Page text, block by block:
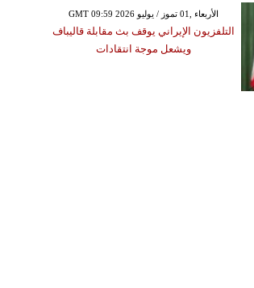
GMT 09:59 2026 الأربعاء ,01 تموز / يوليو
التلفزيون الإيراني يوقف بث مقابلة قاليباف
ويشعل موجة انتقادات